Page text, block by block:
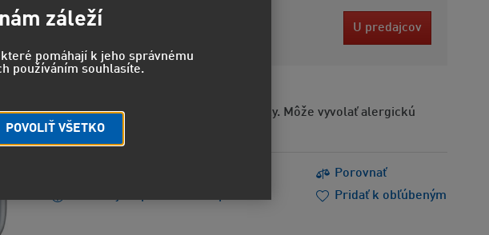
104 EUR U predajcov
EUH208 - Obsahuje alergénne látky. Môže vyvolať alergickú
reakciu.
Porovnať
Pridať k obľúbeným
záleží
pomáhají k jeho správnému
používáním souhlasíte.
POVOLIŤ VŠETKO